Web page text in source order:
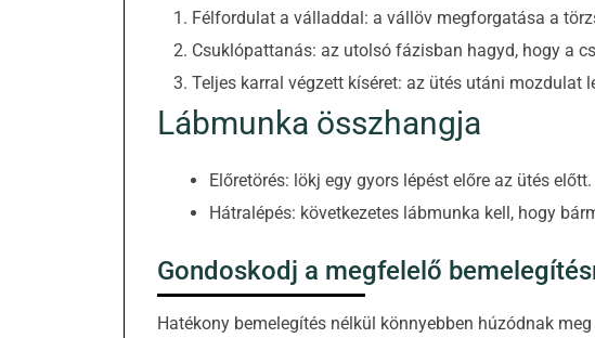
Félfordulat a válladdal: a vállöv megforgatása a
Csuklópattanás: az utolsó fázisban hagyd, hogy a
Teljes karral végzett kíséret: az ütés utáni mozdulat
Lábmunka összhangja
Előretörés: lökj egy gyors lépést előre az ütés előtt.
Hátralépés: következetes lábmunka kell, hogy
Gondoskodj a megfelelő
Hatékony bemelegítés nélkül könnyebben húzódnak